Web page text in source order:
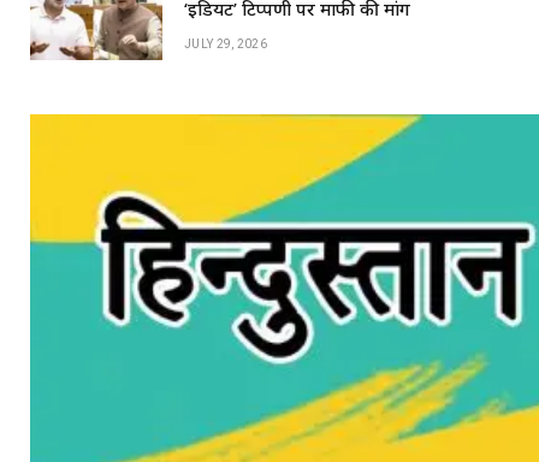
‘इडियट’ टिप्पणी पर माफी की मांग
JULY 29, 2026